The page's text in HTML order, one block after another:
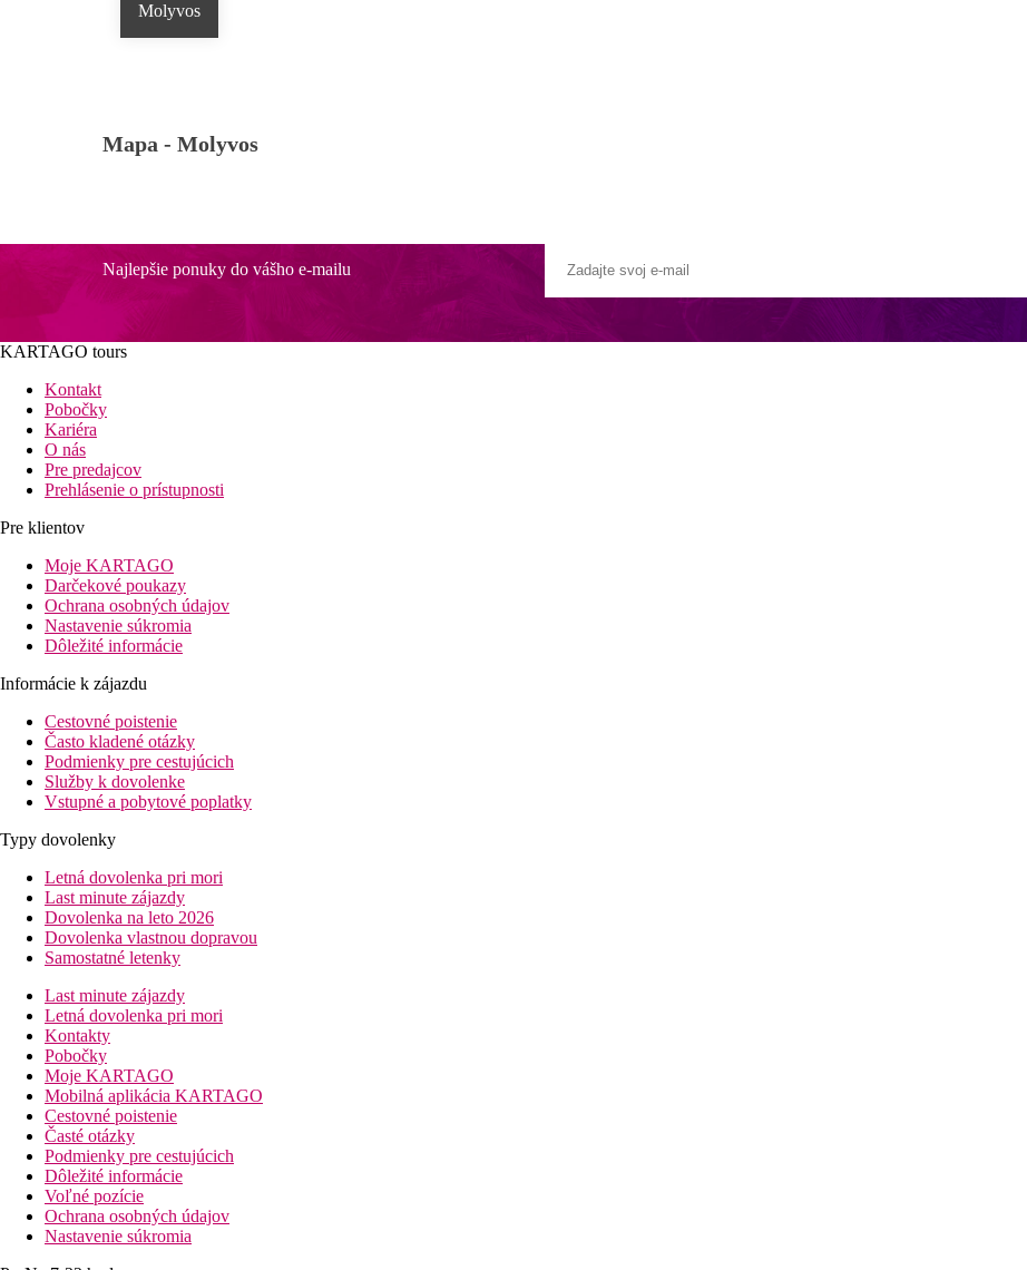
Molyvos
Mapa - Molyvos
Najlepšie ponuky do vášho e-mailu
KARTAGO tours
Kontakt
Pobočky
Kariéra
O nás
Pre predajcov
Prehlásenie o prístupnosti
Pre klientov
Moje KARTAGO
Darčekové poukazy
Ochrana osobných údajov
Nastavenie súkromia
Dôležité informácie
Informácie k zájazdu
Cestovné poistenie
Často kladené otázky
Podmienky pre cestujúcich
Služby k dovolenke
Vstupné a pobytové poplatky
Typy dovolenky
Letná dovolenka pri mori
Last minute zájazdy
Dovolenka na leto 2026
Dovolenka vlastnou dopravou
Samostatné letenky
Last minute zájazdy
Letná dovolenka pri mori
Kontakty
Pobočky
Moje KARTAGO
Mobilná aplikácia KARTAGO
Cestovné poistenie
Časté otázky
Podmienky pre cestujúcich
Dôležité informácie
Voľné pozície
Ochrana osobných údajov
Nastavenie súkromia